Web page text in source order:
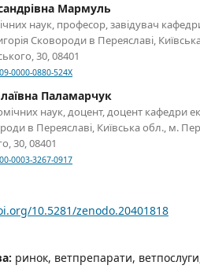
Мармуль
наук, професор, завідувач
Сковороди в Переяславі,
30, 08401
0000-0880-524X
Паламарчук
наук, доцент, доцент кафедри
в Переяславі, Київська обл., м.
30, 08401
0003-3267-0917
10.5281/zenodo.20401818
ринок, ветпрепарати,